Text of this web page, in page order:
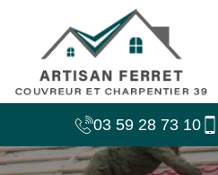
03 59 28 73 10